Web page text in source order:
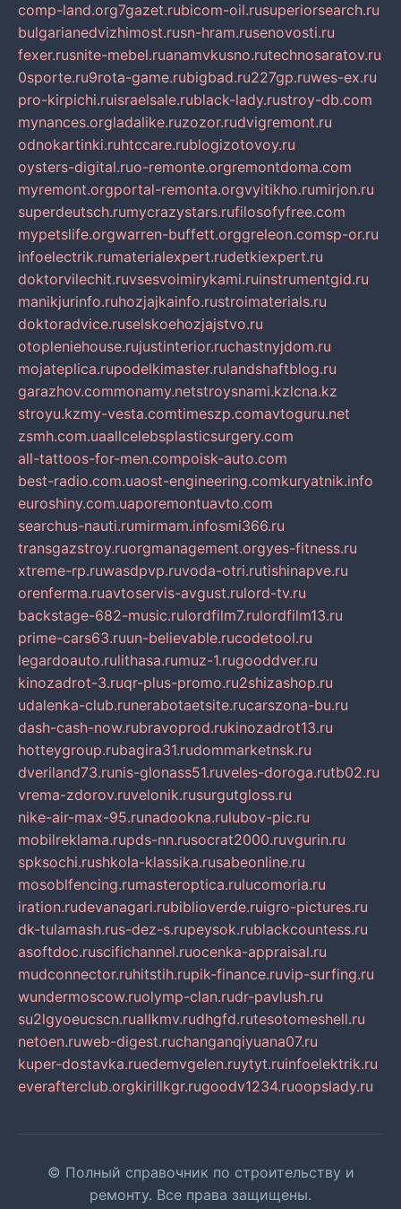
comp-land.org7gazet.rubicom-oil.rusuperiorsearch.ru
bulgarianedvizhimost.rusn-hram.rusenovosti.ru
fexer.rusnite-mebel.ruanamvkusno.rutechnosaratov.ru
0sporte.ru9rota-game.rubigbad.ru227gp.ruwes-ex.ru
pro-kirpichi.ruisraelsale.rublack-lady.rustroy-db.com
mynances.orgladalike.ruzozor.rudvigremont.ru
odnokartinki.ruhtccare.rublogizotovoy.ru
oysters-digital.ruo-remonte.orgremontdoma.com
myremont.orgportal-remonta.orgvyitikho.rumirjon.ru
superdeutsch.rumycrazystars.rufilosofyfree.com
mypetslife.orgwarren-buffett.orggreleon.comsp-or.ru
infoelectrik.rumaterialexpert.rudetkiexpert.ru
doktorvilechit.ruvsesvoimirykami.ruinstrumentgid.ru
manikjurinfo.ruhozjajkainfo.rustroimaterials.ru
doktoradvice.ruselskoehozjajstvo.ru
otopleniehouse.rujustinterior.ruchastnyjdom.ru
mojateplica.rupodelkimaster.rulandshaftblog.ru
garazhov.commonamy.netstroysnami.kzlcna.kz
stroyu.kzmy-vesta.comtimeszp.comavtoguru.net
zsmh.com.uaallcelebsplasticsurgery.com
all-tattoos-for-men.compoisk-auto.com
best-radio.com.uaost-engineering.comkuryatnik.info
euroshiny.com.uaporemontuavto.com
searchus-nauti.rumirmam.infosmi366.ru
transgazstroy.ruorgmanagement.orgyes-fitness.ru
xtreme-rp.ruwasdpvp.ruvoda-otri.rutishinapve.ru
orenferma.ruavtoservis-avgust.rulord-tv.ru
backstage-682-music.rulordfilm7.rulordfilm13.ru
prime-cars63.ruun-believable.rucodetool.ru
legardoauto.rulithasa.rumuz-1.rugooddver.ru
kinozadrot-3.ruqr-plus-promo.ru2shizashop.ru
udalenka-club.runerabotaetsite.rucarszona-bu.ru
dash-cash-now.rubravoprod.rukinozadrot13.ru
hotteygroup.rubagira31.rudommarketnsk.ru
dveriland73.runis-glonass51.ruveles-doroga.rutb02.ru
vrema-zdorov.ruvelonik.rusurgutgloss.ru
nike-air-max-95.runadookna.rulubov-pic.ru
mobilreklama.rupds-nn.rusocrat2000.ruvgurin.ru
spksochi.rushkola-klassika.rusabeonline.ru
mosoblfencing.rumasteroptica.rulucomoria.ru
iration.rudevanagari.rubiblioverde.ruigro-pictures.ru
dk-tulamash.rus-dez-s.rupeysok.rublackcountess.ru
asoftdoc.ruscifichannel.ruocenka-appraisal.ru
mudconnector.ruhitstih.rupik-finance.ruvip-surfing.ru
wundermoscow.ruolymp-clan.rudr-pavlush.ru
su2lgyoeucscn.ruallkmv.rudhgfd.rutesotomeshell.ru
netoen.ruweb-digest.ruchanganqiyuana07.ru
kuper-dostavka.ruedemvgelen.ruytyt.ruinfoelektrik.ru
everafterclub.orgkirillkgr.rugoodv1234.ruoopslady.ru
© Полный справочник по строительству и
ремонту. Все права защищены.